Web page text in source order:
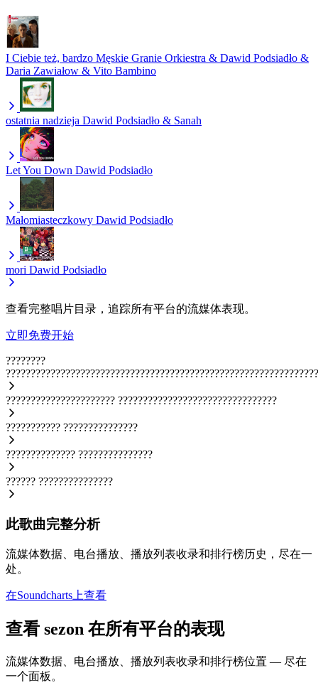
I Ciebie też, bardzo Męskie Granie Orkiestra & Dawid Podsiadło &
Daria Zawiałow & Vito Bambino
ostatnia nadzieja Dawid Podsiadło & Sanah
Let You Down Dawid Podsiadło
Małomiasteczkowy Dawid Podsiadło
mori Dawid Podsiadło
查看完整唱片目录，追踪所有平台的流媒体表现。
立即免费开始
????????
?????????????????????? ????????????????????????????????
??????????? ???????????????
?????????????? ???????????????
?????? ???????????????
此歌曲完整分析
流媒体数据、电台播放、播放列表收录和排行榜历史，尽在一
处。
在Soundcharts上查看
查看 sezon 在所有平台的表现
流媒体数据、电台播放、播放列表收录和排行榜位置 — 尽在
一个面板。